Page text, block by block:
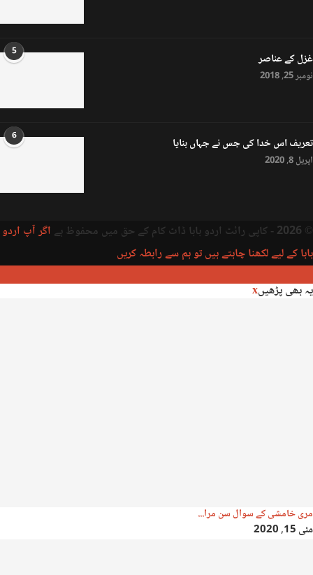
5 غزل کے عناصر
نومبر 25, 2018
6 تعریف اس خدا کی جس نے جہاں بنایا
اپریل 8, 2020
© 2026 - کاپی رائٹ اردو بابا ڈاٹ کام کے حق میں محفوظ ہے
اگر آپ اردو
بابا کے لیے لکھنا چاہتے ہیں تو ہم سے رابطہ کریں
یہ بھی پڑھیںx
مری خامشی کے سوال سن مرا...
مئی 15, 2020